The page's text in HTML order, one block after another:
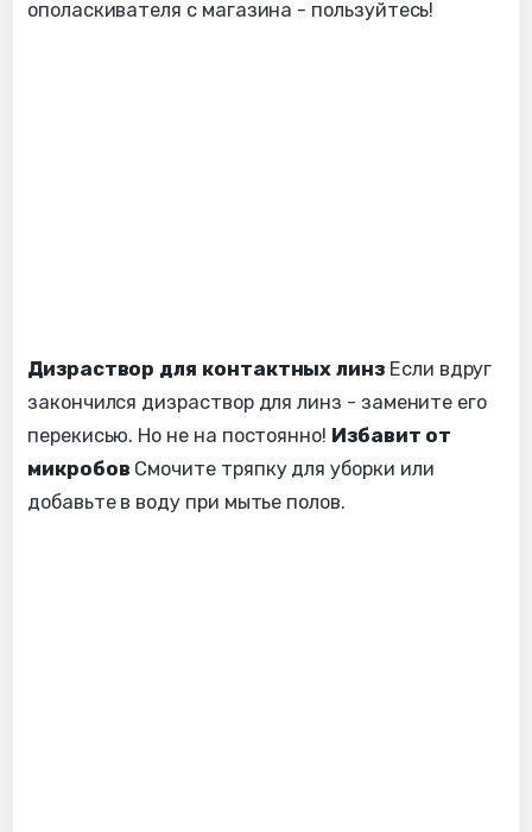
ополаскивателя с магазина - пользуйтесь!
Дизраствор для контактных линз Если вдруг
закончился дизраствор для линз - замените его
перекисью. Но не на постоянно! Избавит от
микробов Смочите тряпку для уборки или
добавьте в воду при мытье полов.